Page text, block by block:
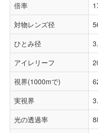
倍率
対物レンズ径
ひとみ径
アイレリーフ
視界(1000mで)
実視界
光の透過率